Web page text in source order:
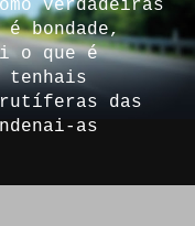
verdadeiras
bondade,
o que é
tenhais
das
as